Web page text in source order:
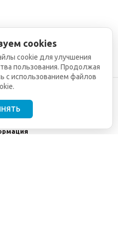
cookies
cookie для улучшения
пользования. Продолжая
с использованием файлов